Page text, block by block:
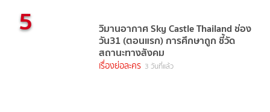
5 วิมานอากาศ Sky Castle Thailand ช่อง
วัน31 (ตอนแรก) การศึกษาถูก ชี้วัด
สถานะทางสังคม
เรื่องย่อละคร 3 วันที่แล้ว